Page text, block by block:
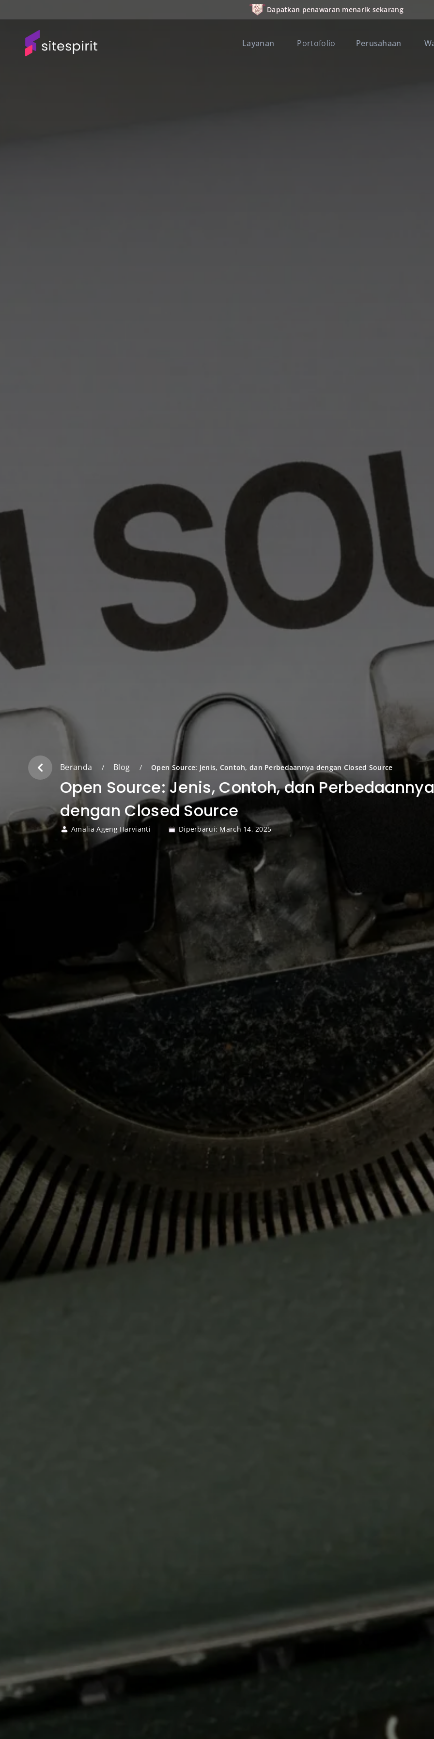
Dapatkan penawaran menarik sekarang
Layanan Portofolio Perusahaan
Beranda / Blog / Open Source: Jenis, Contoh, dan Perbedaannya dengan Closed Source
Open Source: Jenis, Contoh, dan
dengan Closed Source
Amalia Ageng Harvianti Diperbarui: March 14, 2025